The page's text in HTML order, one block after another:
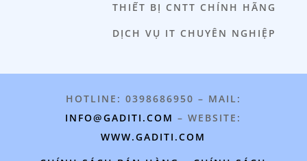
THIẾT BỊ CNTT CHÍNH HÃNG
DỊCH VỤ IT CHUYÊN NGHIỆP
HOTLINE: 0398686950 – MAIL:
INFO@GADITI.COM – WEBSITE:
WWW.GADITI.COM